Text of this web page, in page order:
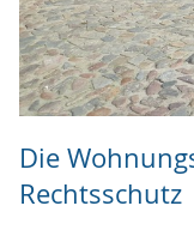
Die
Rechtsschutz